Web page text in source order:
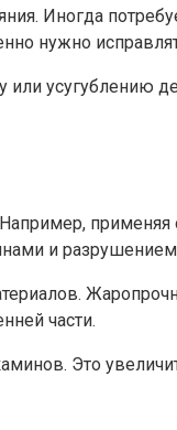
Иногда
нужно
усугублению
и
части.
Это